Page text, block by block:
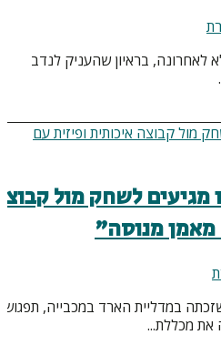
לאחרונה, בראיון שהעניק לנדב
מגיעים לשחק מול
מאמן מנוסה"
במדליית הארד במכבייה, תפגוש